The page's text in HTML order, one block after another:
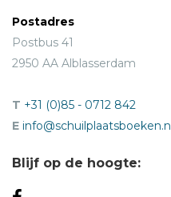
Postadres
Postbus 41
2950 AA Alblasserdam
T +31 (0)85 - 0712 842
E
Blijf op de hoogte: